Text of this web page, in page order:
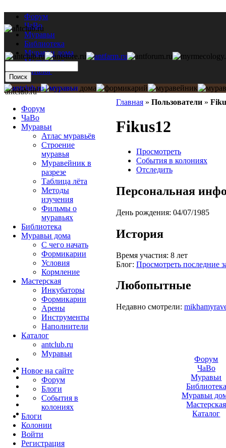
Форум
ЧаВо
Муравьи
Библиотека
Муравьи дома
Мастерская
Каталог
Главная » Пользователи »
Fikus12
Просмотреть
События в колониях
Отследить
Персональная
День рождения: 04/07/1985
История
Время участия: 8 лет
Блог: Просмотреть последние
Любопытные
Недавно смотрели:
antclub.ru
Форум
ЧаВо
Муравьи
Атлас муравьёв
Строение
муравья
Муравейник в
разрезе
Таблица лёта
Методы
изучения
Фильмы о
муравьях
Библиотека
Муравьи дома
С чего начать
Формикарии
Условия
Кормление
Мастерская
Инкубаторы
Формикарии
Арены
Инструменты
Наполнители
Каталог
antclub.ru
Муравьи
Новое на сайте
Форум
Блоги
События в
колониях
Блоги
Колонии
Войти
Peгиcтpaция
Форум
ЧаВо
Муравьи
Библиотека
Муравьи
Мастерская
Каталог